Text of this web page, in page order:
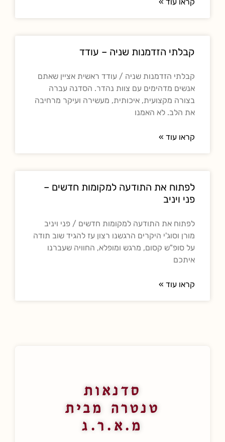
קראו עוד »
קבלתי הזדמנות שניה – עודד
קבלתי הזדמנות שניה / עודד ראשית אציין שאתם
אנשים מדהימים עם צוות נהדר. הסדנה עברה
בצורה מקצועית, איכותית, מעשירה ועיקר מרחיבה
את הלב. לא האמנו
קראו עוד »
לפתוח את התודעה למקומות חדשים –
פני ויניב
לפתוח את התודעה למקומות חדשים / פני ויניב
מורן וסוג'י היקרים הרגשנו רצון עז להגיד שוב תודה
על סופ"ש קסום, מרגש ומופלא, החוויה שעברנו
איתכם
קראו עוד »
סדנאות
טנטרה מבית
מ.א.ר.ג